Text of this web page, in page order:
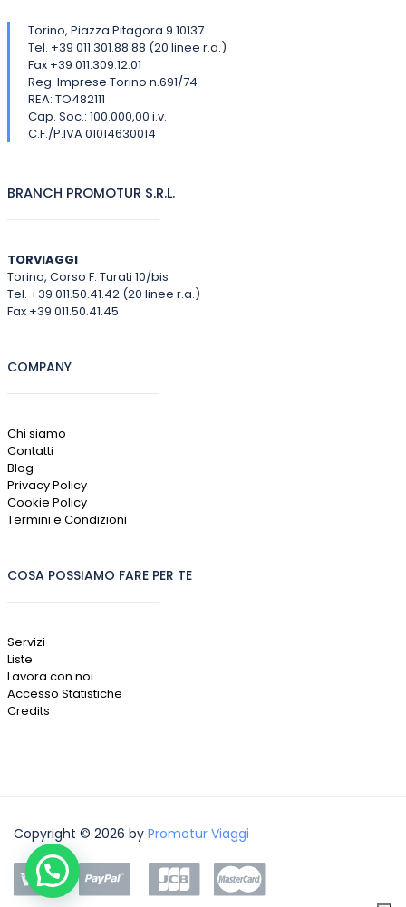
Torino, Piazza Pitagora 9 10137
Tel. +39 011.301.88.88 (20 linee r.a.)
Fax +39 011.309.12.01
Reg. Imprese Torino n.691/74
REA: TO482111
Cap. Soc.: 100.000,00 i.v.
C.F./P.IVA 01014630014
BRANCH PROMOTUR S.R.L.
TORVIAGGI
Torino, Corso F. Turati 10/bis
Tel. +39 011.50.41.42 (20 linee r.a.)
Fax +39 011.50.41.45
COMPANY
Chi siamo
Contatti
Blog
Privacy Policy
Cookie Policy
Termini e Condizioni
COSA POSSIAMO FARE PER TE
Servizi
Liste
Lavora con noi
Accesso Statistiche
Credits
Copyright © 2026 by Promotur Viaggi